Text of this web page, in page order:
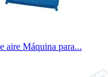
aire Máquina para...